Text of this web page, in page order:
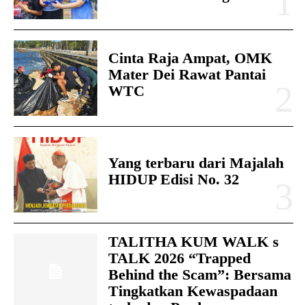
Cinta Raja Ampat, OMK
Mater Dei Rawat Pantai
WTC
Yang terbaru dari Majalah
HIDUP Edisi No. 32
TALITHA KUM WALK s
TALK 2026 “Trapped
Behind the Scam”: Bersama
Tingkatkan Kewaspadaan